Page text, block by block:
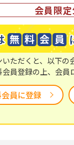
会員限
ただくと、以下の
員登録の上、会員
員に登録